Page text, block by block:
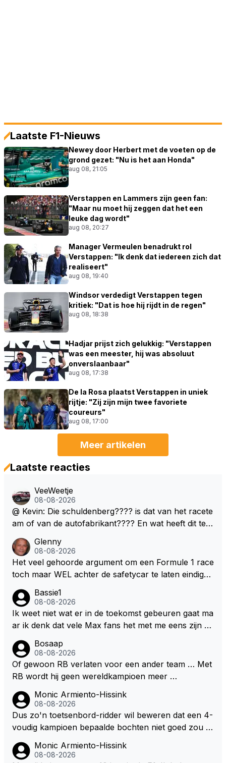
Laatste F1-Nieuws
Newey door Herbert met de voeten op de
grond gezet: "Nu is het aan Honda"
aug 08, 21:05
Verstappen en Lammers zijn geen fan:
"Maar nu moet hij zeggen dat het een
leuke dag wordt"
aug 08, 20:27
Manager Vermeulen benadrukt rol
Verstappen: "Ik denk dat iedereen zich dat
realiseert"
aug 08, 19:40
Windsor verdedigt Verstappen tegen
kritiek: "Dat is hoe hij rijdt in de regen"
aug 08, 18:38
Hadjar prijst zich gelukkig: "Verstappen
was een meester, hij was absoluut
onverslaanbaar"
aug 08, 17:38
De la Rosa plaatst Verstappen in uniek
rijtje: "Zij zijn mijn twee favoriete
coureurs"
aug 08, 17:00
Meer artikelen
Laatste reacties
VeeWeetje
08-08-2026
@ Kevin: Die schuldenberg???? is dat van het racete
am of van de autofabrikant???? En wat heeft dit te
ert nu de spindoctor van newey geworden?? Eerlijk
gezegd snap ik de de kop én het artikel niet echt.
Glenny
08-08-2026
Het veel gehoorde argument om een Formule 1 race
toch maar WEL achter de safetycar te laten eindigen
dat men vreest voor een brandstof tekort. Kennelijk
rijden de teams met tot op de liter afgemeten peut...
Bassie1
08-08-2026
Ik weet niet wat er in de toekomst gebeuren gaat ma
ar ik denk dat vele Max fans het met me eens zijn da
zijn als Alonso samen met Max ergens in een vieren
twings uur race samen in een team zouden zitten. D
eze 2 coureurs zouden een fantastisch affiche zijn v
Bosaap
08-08-2026
Of gewoon RB verlaten voor een ander team … Met
RB wordt hij geen wereldkampioen meer …
Monic Armiento-Hissink
08-08-2026
Dus zo'n toetsenbord-ridder wil beweren dat een 4-
voudig kampioen bepaalde bochten niet goed zou n
e reglementen wel goed vindt.
Monic Armiento-Hissink
08-08-2026